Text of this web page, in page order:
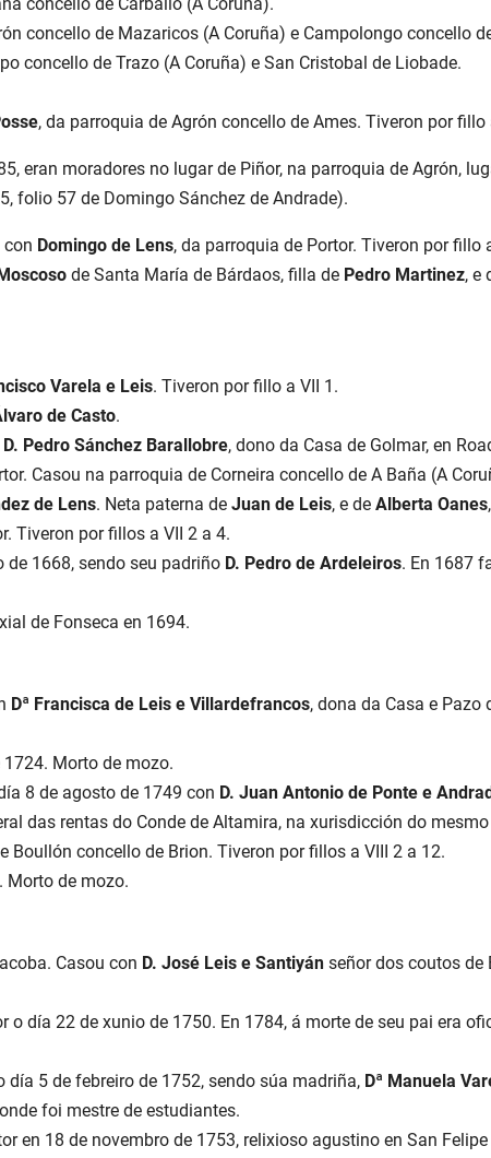
concello de Mazaricos (A Coruña) e Campolongo concello
concello de Trazo (A Coruña) e San Cristobal de Liobade.
, da parroquia de Agrón concello de Ames. Tiveron por fillo
eran moradores no lugar de Piñor, na parroquia de Agrón,
folio 57 de Domingo Sánchez de Andrade).
con Domingo de Lens, da parroquia de Portor. Tiveron por fillo
de Santa María de Bárdaos, filla de Pedro Martinez, e
Varela e Leis. Tiveron por fillo a VII 1.
de Casto.
D. Pedro Sánchez Barallobre, dono da Casa de Golmar, en
Casou na parroquia de Corneira concello de A Baña (A
de Lens. Neta paterna de Juan de Leis, e de Alberta Oanes
Tiveron por fillos a VII 2 a 4.
de 1668, sendo seu padriño D. Pedro de Ardeleiros. En 1687
de Fonseca en 1694.
Dª Francisca de Leis e Villardefrancos, dona da Casa e Pazo
Morto de mozo.
8 de agosto de 1749 con D. Juan Antonio de Ponte e
das rentas do Conde de Altamira, na xurisdicción do
Boullón concello de Brion. Tiveron por fillos a VIII 2 a 12.
Morto de mozo.
Casou con D. José Leis e Santiyán señor dos coutos de
o día 22 de xunio de 1750. En 1784, á morte de seu pai era
5 de febreiro de 1752, sendo súa madriña, Dª Manuela
foi mestre de estudiantes.
en 18 de novembro de 1753, relixioso agustino en San Felipe